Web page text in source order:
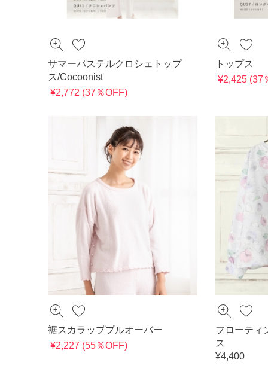
サマーパステルクロシェトップ
ス/Cocoonist
¥2,772 (37％OFF)
トップス
¥2,425 (37
裾スカラッププルオーバー
¥2,227 (55％OFF)
フローティ
ス
¥4,400